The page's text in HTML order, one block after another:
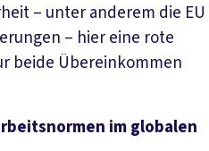
– unter anderem die EU
– hier eine rote
beide Übereinkommen
im globalen